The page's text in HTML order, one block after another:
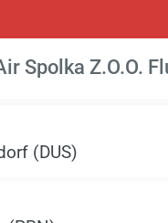
Spolka Z.O.O.